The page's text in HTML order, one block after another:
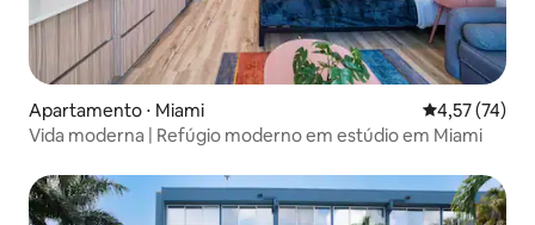
Apartamento ⋅ Miami 4,57 de uma
4,57 (74)
Vida moderna | Refúgio moderno em estúdio em Miami